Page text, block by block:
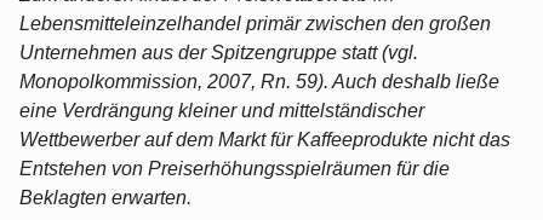
Lebensmitteleinzelhandel primär zwischen den großen
Unternehmen aus der Spitzengruppe statt (vgl.
Monopolkommission, 2007, Rn. 59). Auch deshalb ließe
eine Verdrängung kleiner und mittelständischer
Wettbewerber auf dem Markt für Kaffeeprodukte nicht das
Entstehen von Preiserhöhungsspielräumen für die
Beklagten erwarten.